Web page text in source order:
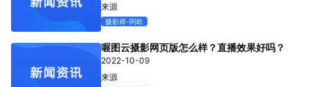
影像人才
专题微站
关于我们
来源
摄影师-阿欧
喔图云摄影网页版怎么样？直播效果好吗？
2022-10-09
来源